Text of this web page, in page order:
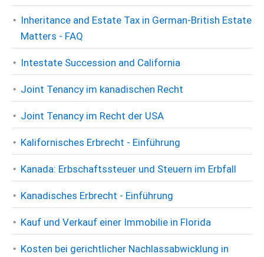
Inheritance and Estate Tax in German-British Estate
Matters - FAQ
Intestate Succession and California
Joint Tenancy im kanadischen Recht
Joint Tenancy im Recht der USA
Kalifornisches Erbrecht - Einführung
Kanada: Erbschaftssteuer und Steuern im Erbfall
Kanadisches Erbrecht - Einführung
Kauf und Verkauf einer Immobilie in Florida
Kosten bei gerichtlicher Nachlassabwicklung in